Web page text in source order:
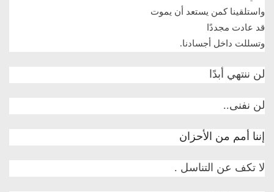
واستلقينا كمن يستعد أن يموت
قد عادت مجددًا
وتسللت داخل أجسادنا.
لن ننتهي أبدًا
لن نفنى..
إننا أمم من الأحزان
لا تكف عن التناسل .